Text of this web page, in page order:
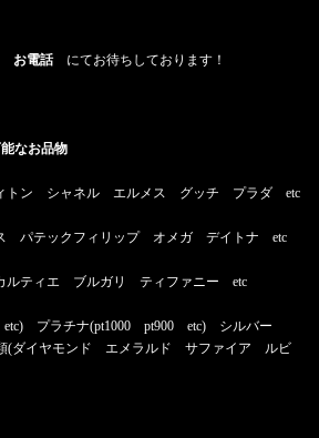
お電話にてお待ちしております！
なお品物
トン シャネル エルメス グッチ プラダ etc
パテックフィリップ オメガ デイトナ etc
ルティエ ブルガリ ティファニー etc
プラチナ(pt1000 pt900 etc) シルバー
(ダイヤモンド エメラルド サファイア ルビ